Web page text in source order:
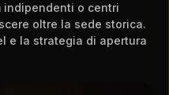
indipendenti o centri
oltre la sede storica.
e la strategia di apertura